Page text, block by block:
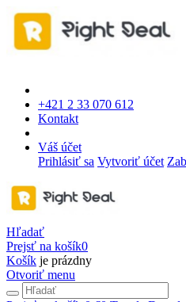
+421 2 33 070 612
Kontakt
Váš účet
Prihlásiť sa Vytvoriť účet
Hľadať
Prejsť na košík0
Košík je prázdny
Otvoriť menu